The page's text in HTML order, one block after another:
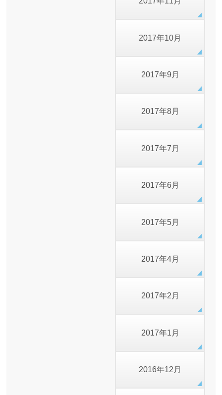
2017年10月
2017年9月
2017年8月
2017年7月
2017年6月
2017年5月
2017年4月
2017年2月
2017年1月
2016年12月